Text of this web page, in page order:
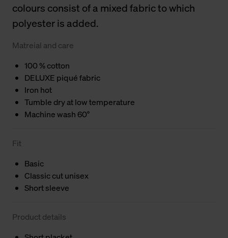
colours consist of a mixed fabric to which
polyester is added.
Matreial and care
100 % cotton
DELUXE piqué fabric
Iron hot
Tumble dry at low temperature
Machine wash 60°
Fit
Basic
Classic cut unisex
Short sleeve
Product details